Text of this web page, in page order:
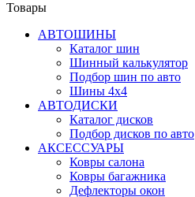
Товары
АВТОШИНЫ
Каталог шин
Шинный калькулятор
Подбор шин по авто
Шины 4x4
АВТОДИСКИ
Каталог дисков
Подбор дисков по авто
АКСЕССУАРЫ
Ковры салона
Ковры багажника
Дефлекторы окон